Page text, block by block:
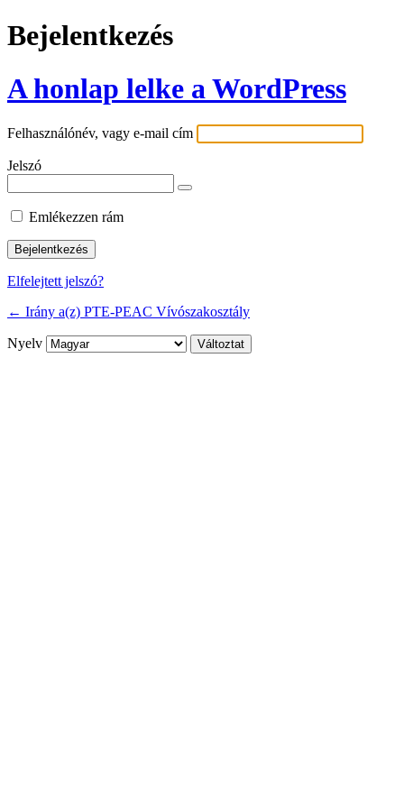
Bejelentkezés
A honlap lelke a WordPress
Felhasználónév, vagy e-mail cím
Jelszó
Emlékezzen rám
Elfelejtett jelszó?
← Irány a(z) PTE-PEAC Vívószakosztály
Nyelv